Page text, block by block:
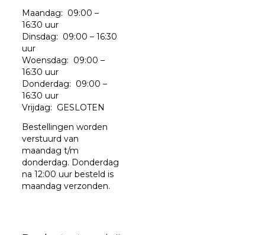
Maandag: 09:00 –
16:30 uur
Dinsdag: 09:00 – 16:30
uur
Woensdag: 09:00 –
16:30 uur
Donderdag: 09:00 –
16:30 uur
Vrijdag: GESLOTEN
Bestellingen worden
verstuurd van
maandag t/m
donderdag. Donderdag
na 12:00 uur besteld is
maandag verzonden.